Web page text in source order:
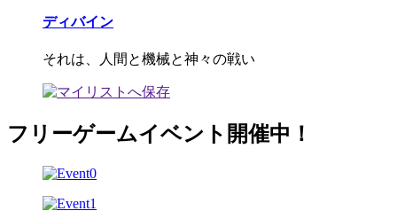
ディバイン
それは、人間と機械と神々の戦い
フリーゲームイベント開催中！